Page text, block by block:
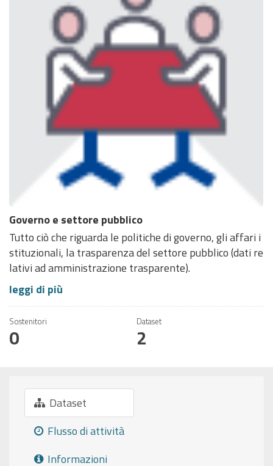
Governo e settore pubblico
Tutto ciò che riguarda le politiche di governo, gli affari i
stituzionali, la trasparenza del settore pubblico (dati re
lativi ad amministrazione trasparente).
leggi di più
Sostenitori
0
Dataset
2
Dataset
Flusso di attività
Informazioni